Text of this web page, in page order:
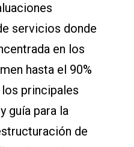
servicios donde
en los
hasta el 90%
principales
guía para la
de